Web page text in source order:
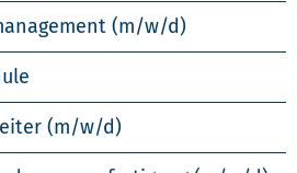
(m/w/d)
(m/w/d)